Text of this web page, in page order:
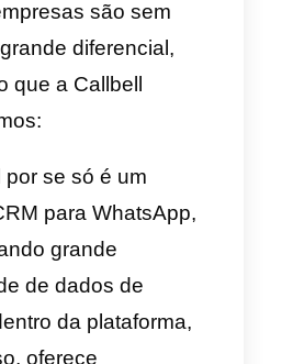
o atendimento ao
sua empresa.
uma
WhatsApp
API
podem obter a